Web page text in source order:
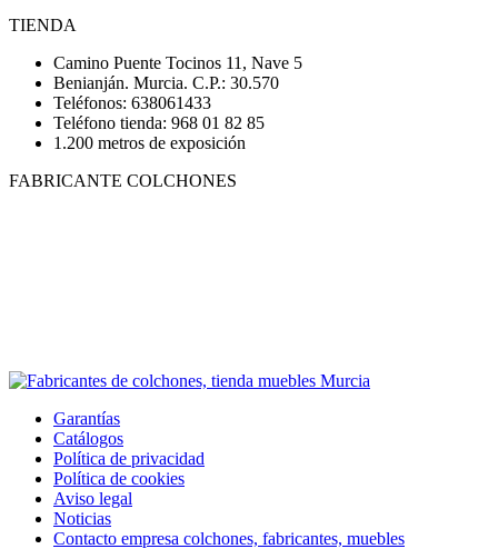
TIENDA
Camino Puente Tocinos 11, Nave 5
Benianján. Murcia. C.P.: 30.570
Teléfonos: 638061433
Teléfono tienda: 968 01 82 85
1.200 metros de exposición
FABRICANTE COLCHONES
Garantías
Catálogos
Política de privacidad
Política de cookies
Aviso legal
Noticias
Contacto empresa colchones, fabricantes, muebles